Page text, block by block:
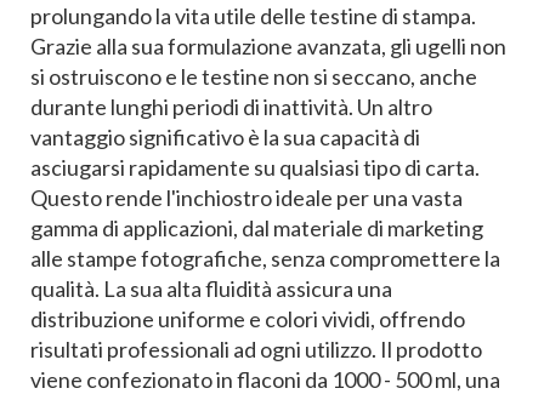
prolungando la vita utile delle testine di stampa.
Grazie alla sua formulazione avanzata, gli ugelli non
si ostruiscono e le testine non si seccano, anche
durante lunghi periodi di inattività. Un altro
vantaggio significativo è la sua capacità di
asciugarsi rapidamente su qualsiasi tipo di carta.
Questo rende l'inchiostro ideale per una vasta
gamma di applicazioni, dal materiale di marketing
alle stampe fotografiche, senza compromettere la
qualità. La sua alta fluidità assicura una
distribuzione uniforme e colori vividi, offrendo
risultati professionali ad ogni utilizzo. Il prodotto
viene confezionato in flaconi da 1000 - 500 ml, una